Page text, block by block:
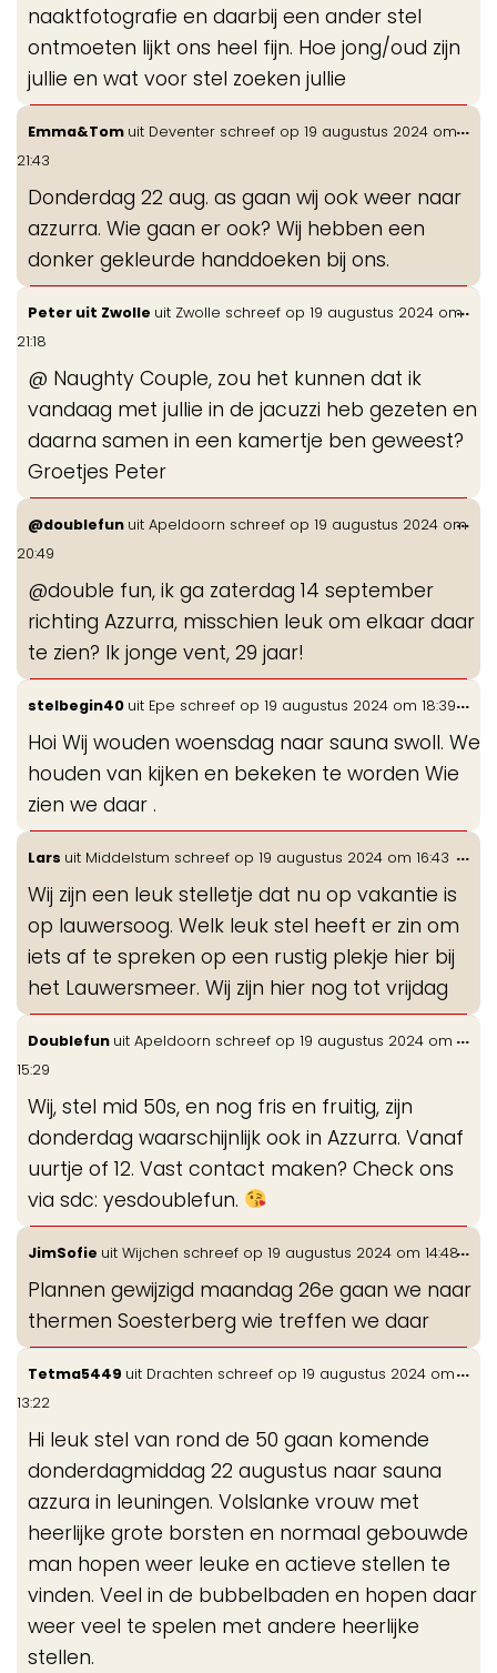
naaktfotografie en daarbij een ander stel
ontmoeten lijkt ons heel fijn. Hoe jong/oud zijn
jullie en wat voor stel zoeken jullie
Emma&Tom uit Deventer schreef op 19 augustus 2024 om
21:43
Donderdag 22 aug. as gaan wij ook weer naar
azzurra. Wie gaan er ook? Wij hebben een
donker gekleurde handdoeken bij ons.
...
Peter uit Zwolle uit Zwolle schreef op 19 augustus 2024 om
21:18
@ Naughty Couple, zou het kunnen dat ik
vandaag met jullie in de jacuzzi heb gezeten en
daarna samen in een kamertje ben geweest?
Groetjes Peter
...
@doublefun uit Apeldoorn schreef op 19 augustus 2024 om
20:49
@double fun, ik ga zaterdag 14 september
richting Azzurra, misschien leuk om elkaar daar
te zien? Ik jonge vent, 29 jaar!
...
stelbegin40 uit Epe schreef op 19 augustus 2024 om 18:39
Hoi Wij wouden woensdag naar sauna swoll. We
houden van kijken en bekeken te worden Wie
zien we daar .
...
Lars uit Middelstum schreef op 19 augustus 2024 om 16:43
Wij zijn een leuk stelletje dat nu op vakantie is
op lauwersoog. Welk leuk stel heeft er zin om
iets af te spreken op een rustig plekje hier bij
het Lauwersmeer. Wij zijn hier nog tot vrijdag
...
Doublefun uit Apeldoorn schreef op 19 augustus 2024 om
15:29
Wij, stel mid 50s, en nog fris en fruitig, zijn
donderdag waarschijnlijk ook in Azzurra. Vanaf
uurtje of 12. Vast contact maken? Check ons
via sdc: yesdoublefun.
...
JimSofie uit Wijchen schreef op 19 augustus 2024 om 14:48
Plannen gewijzigd maandag 26e gaan we naar
thermen Soesterberg wie treffen we daar
...
Tetma5449 uit Drachten schreef op 19 augustus 2024 om
13:22
Hi leuk stel van rond de 50 gaan komende
donderdagmiddag 22 augustus naar sauna
azzura in leuningen. Volslanke vrouw met
heerlijke grote borsten en normaal gebouwde
man hopen weer leuke en actieve stellen te
vinden. Veel in de bubbelbaden en hopen daar
weer veel te spelen met andere heerlijke
stellen.
...